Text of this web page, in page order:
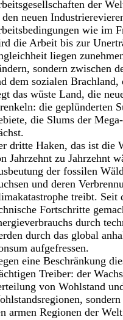
der
neuen
wie im
die Arbeit bis zur
liegen
sondern zwischen
dem sozialen
das wüste Land, die
die geplünderten
die Slums der
dritte Haken, das ist die
Jahrzehnt zu Jahrzehnt
der fossilen
und deren
treibt. Seit
Fortschritte
durch
durch das global
aufgefressen.
eine Beschränkung
Treiber: der
von Wohlstand
armen Regionen der